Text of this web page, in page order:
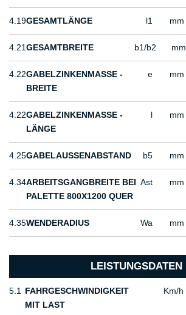
4.19GESAMTLÄNGE l1 mm
4.21GESAMTBREITE b1/b2 mm
4.22GABELZINKENMASSE - B
REITE
e mm
4.22GABELZINKENMASSE - L
ÄNGE
l mm
4.25GABELAUSSENABSTAND b5 mm
4.34ARBEITSGANGBREITE BEI
PALETTE 800X1200 QUER
Ast mm
4.35WENDERADIUS Wa mm
LEISTUNGSDATEN
5.1 FAHRGESCHWINDIGKEIT
MIT LAST
Km/h